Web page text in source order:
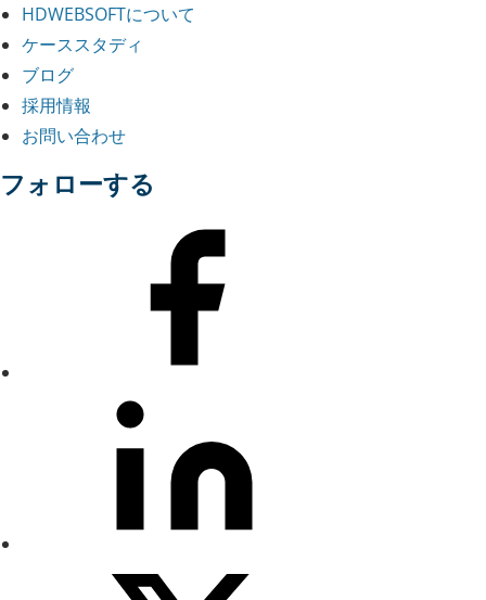
HDWEBSOFTについて
ケーススタディ
ブログ
採用情報
お問い合わせ
フォローする